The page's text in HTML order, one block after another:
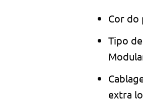
Cor do
Tipo
extra